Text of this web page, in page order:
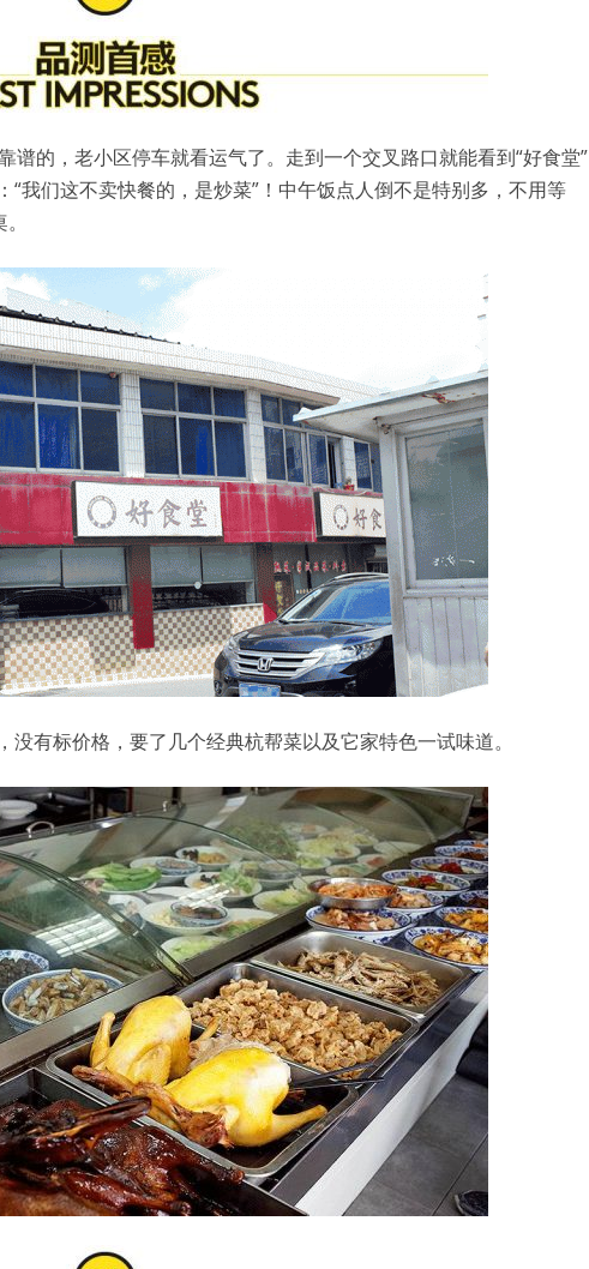
的，老小区停车就看运气了。走到一个交叉路口就能看到“好食堂”
我们这不卖快餐的，是炒菜”！中午饭点人倒不是特别多，不用等
有标价格，要了几个经典杭帮菜以及它家特色一试味道。